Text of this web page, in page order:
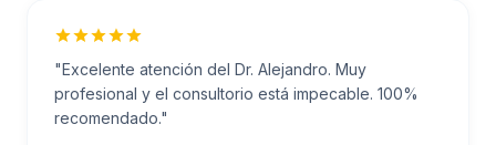
"Excelente atención del Dr. Alejandro. Muy
profesional y el consultorio está impecable. 100%
recomendado."